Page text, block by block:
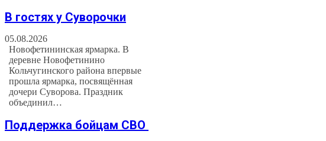
В гостях у Суворочки
05.08.2026
Новофетининская ярмарка. В
деревне Новофетинино
Кольчугинского района впервые
прошла ярмарка, посвящённая
дочери Суворова. Праздник
объединил…
Поддержка бойцам СВО